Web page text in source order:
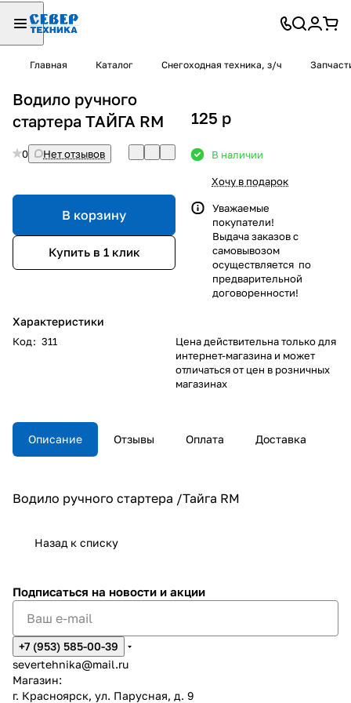
Главная Каталог Снегоходная техника, з/ч
Водило ручного
стартера ТАЙГА RM
0 Нет отзывов
В корзину
Купить в 1 клик
Характеристики
Код: 311
125 p
В наличии
Хочу в подарок
Уважаемые
покупатели!
Выдача заказов с
самовывозом
осуществляется по
предварительной
договоренности!
Цена действительна только для
интернет-магазина и может
отличаться от цен в розничных
магазинах
Описание Отзывы Оплата Доставка
Водило ручного стартера /Тайга RM
Назад к списку
Подписаться на новости и акции
+7 (953) 585-00-39
severtehnika@mail.ru
Магазин:
г. Красноярск, ул. Парусная, д. 9